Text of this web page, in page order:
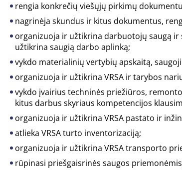
rengia konkrečių viešųjų pirkimų
nagrinėja skundus ir kitus dokumentus,
organizuoja ir užtikrina darbuotojų saugą
užtikrina saugią darbo aplinką;
vykdo materialinių vertybių apskaitą,
organizuoja ir užtikrina VRSA ir tarybos
vykdo įvairius techninės priežiūros,
kitus darbus skyriaus kompetencijos
organizuoja ir užtikrina VRSA pastato ir
atlieka VRSA turto inventorizaciją;
organizuoja ir užtikrina VRSA transporto
rūpinasi priešgaisrinės saugos